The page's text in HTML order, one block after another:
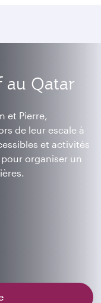
au Qatar
et Pierre,
de leur escale à
et activités
organiser un